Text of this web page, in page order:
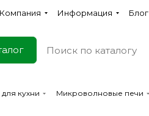
Компания Информация Блог
кухни Микроволновые печи